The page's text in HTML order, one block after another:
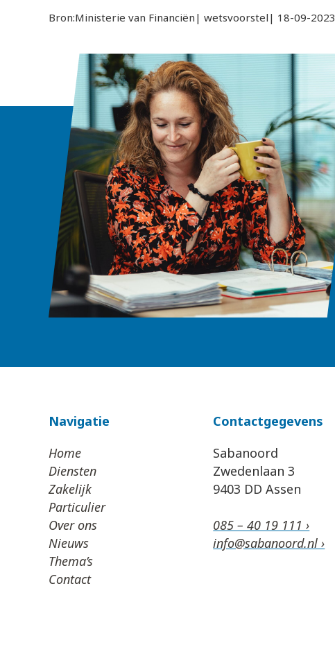
Bron:Ministerie van Financiën| wetsvoorstel| 18-09-2023
Navigatie
Home
Diensten
Zakelijk
Particulier
Over ons
Nieuws
Thema’s
Contact
Contactgegevens
Sabanoord
Zwedenlaan 3
9403 DD Assen
085 – 40 19 111 ›
info@sabanoord.nl ›